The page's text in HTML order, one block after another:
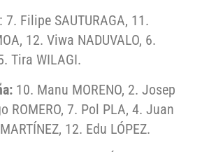
Filipe SAUTURAGA, 11.
12. Viwa NADUVALO, 6.
Tira WILAGI.
10. Manu MORENO, 2. Josep
ROMERO, 7. Pol PLA, 4. Juan
12. Edu LÓPEZ.